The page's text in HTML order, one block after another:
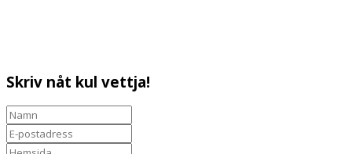
Skriv nåt kul vettja!